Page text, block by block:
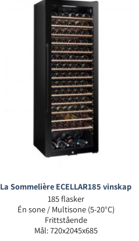
La Sommelière ECELLAR185 vinskap
185 flasker
Én sone / Multisone (5-20°C)
Frittstående
Mål: 720x2045x685